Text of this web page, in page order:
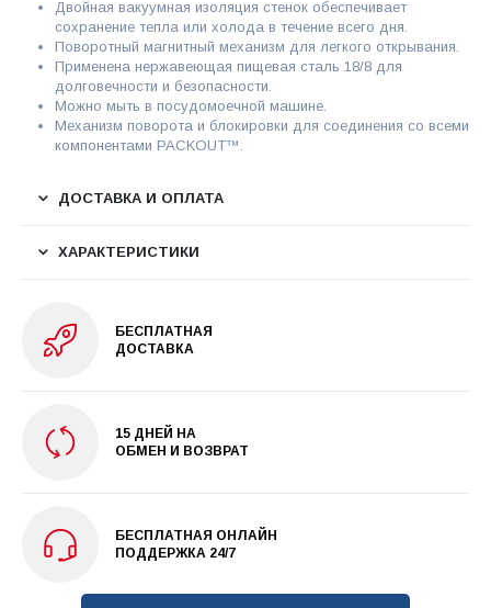
Двойная вакуумная изоляция стенок обеспечивает
сохранение тепла или холода в течение всего дня.
Поворотный магнитный механизм для легкого открывания.
Применена нержавеющая пищевая сталь 18/8 для
долговечности и безопасности.
Можно мыть в посудомоечной машине.
Механизм поворота и блокировки для соединения со всеми
компонентами PACKOUT™.
ДОСТАВКА И ОПЛАТА
ХАРАКТЕРИСТИКИ
БЕСПЛАТНАЯ
ДОСТАВКА
15 ДНЕЙ НА
ОБМЕН И ВОЗВРАТ
БЕСПЛАТНАЯ ОНЛАЙН
ПОДДЕРЖКА 24/7